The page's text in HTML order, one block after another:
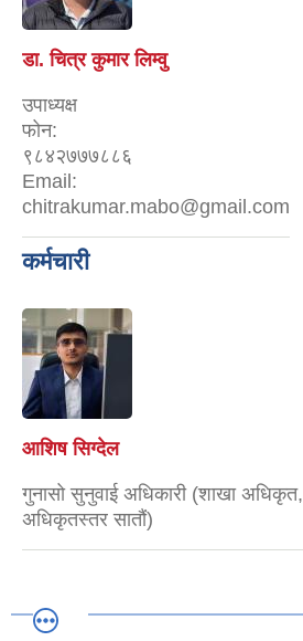
डा. चित्र कुमार लिम्वु
उपाध्यक्ष
फोन:
९८४२७७७८८६
Email:
chitrakumar.mabo@gmail.com
कर्मचारी
आशिष सिग्देल
गुनासो सुनुवाई अधिकारी (शाखा अधिकृत,
अधिकृतस्तर सातौं)